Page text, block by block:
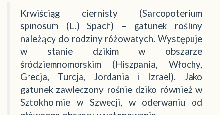
Krwiściąg ciernisty (Sarcopoterium
spinosum (L.) Spach) – gatunek rośliny
należący do rodziny różowatych. Występuje
w stanie dzikim w obszarze
śródziemnomorskim (Hiszpania, Włochy,
Grecja, Turcja, Jordania i Izrael). Jako
gatunek zawleczony rośnie dziko również w
Sztokholmie w Szwecji, w oderwaniu od